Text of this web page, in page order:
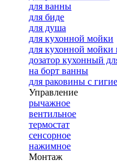
для ванны
для биде
для душа
для кухонной мойки
для кухонной
дозатор кухонный
на борт ванны
для раковины с
Управление
рычажное
вентильное
термостат
сенсорное
нажимное
Монтаж